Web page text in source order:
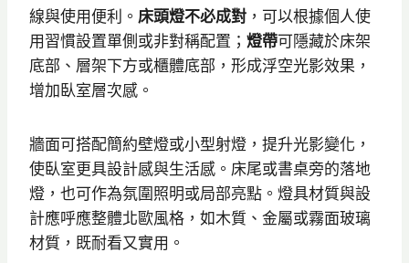
線與使用便利。 床頭燈不必成對 ，可以根據個人使
用習慣設置單側或非對稱配置； 燈帶可隱藏於床架
底部、層架下方或櫃體底部，形成浮空光影效果，
增加臥室層次感。
牆面可搭配簡約壁燈或小型射燈，提升光影變化，
使臥室更具設計感與生活感。床尾或書桌旁的落地
燈，也可作為氛圍照明或局部亮點。燈具材質與設
計應呼應整體北歐風格，如木質、金屬或霧面玻璃
材質，既耐看又實用。